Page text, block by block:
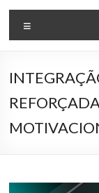
AMFRO
–
dos